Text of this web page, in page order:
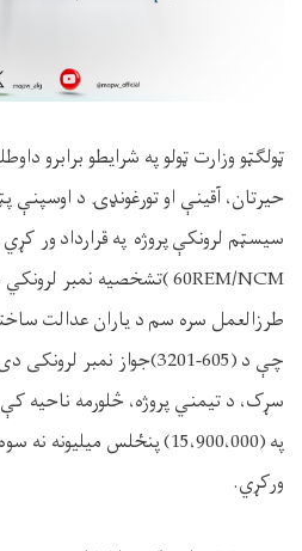
ټولګټو وزارت ټولو په شرایطو برابرو
حيرتان،آقینې او تورغونډۍ د اوسپنې
سيسټم لرونکېپروژه په قرارداد ور کړي
60REM/NCM
)تشخصیه نمبر لرونکي
طرزالعمل سره سم د یاران عدالت
چې د (605-3201
)جواز نمبر لرونکی
سړک، د تیمني پروژه، څلورمه ناحیه
په (15،900،000)پنځلس میلیونه نه
ورکړي.